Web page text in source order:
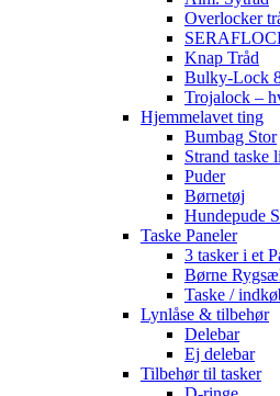
Overlocker
Knap Tråd
Bulky-Lock
Trojalock –
Hjemmelavet ting
Bumbag Stor
Strand taske
Puder
Børnetøj
Hundepude
Taske Paneler
3 tasker i et
Børne
Taske /
Lynlåse & tilbehør
Delebar
Ej delebar
Tilbehør til tasker